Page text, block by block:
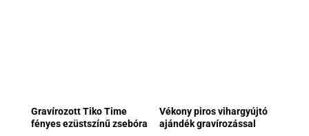
Gravírozott Tiko Time
fényes ezüstszínű zsebóra
Vékony piros vihargyújtó
ajándék gravírozással